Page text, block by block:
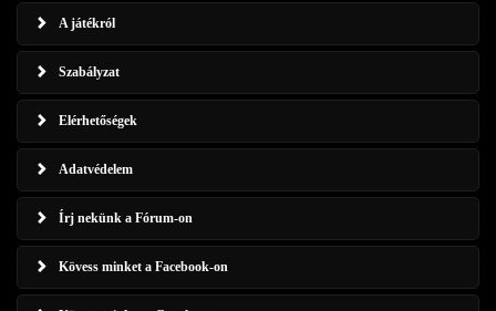
A játékról
Szabályzat
Elérhetőségek
Adatvédelem
Írj nekünk a Fórum-on
Kövess minket a Facebook-on